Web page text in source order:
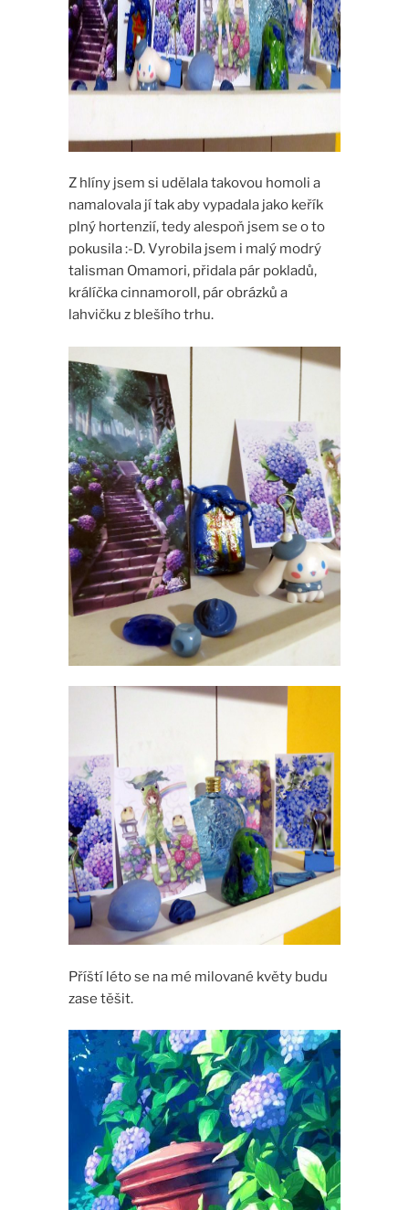
Z hlíny jsem si udělala takovou homoli a
namalovala jí tak aby vypadala jako keřík
plný hortenzií, tedy alespoň jsem se o to
pokusila :-D. Vyrobila jsem i malý modrý
talisman Omamori, přidala pár pokladů,
králíčka cinnamoroll, pár obrázků a
lahvičku z blešího trhu.
Příští léto se na mé milované květy budu
zase těšit.